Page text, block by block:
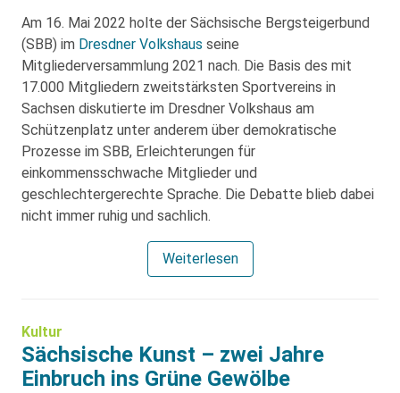
Am 16. Mai 2022 holte der Sächsische Bergsteigerbund
(SBB) im Dresdner Volkshaus seine
Mitgliederversammlung 2021 nach. Die Basis des mit
17.000 Mitgliedern zweitstärksten Sportvereins in
Sachsen diskutierte im Dresdner Volkshaus am
Schützenplatz unter anderem über demokratische
Prozesse im SBB, Erleichterungen für
einkommensschwache Mitglieder und
geschlechtergerechte Sprache. Die Debatte blieb dabei
nicht immer ruhig und sachlich.
Weiterlesen
Kultur
Sächsische Kunst – zwei Jahre
Einbruch ins Grüne Gewölbe